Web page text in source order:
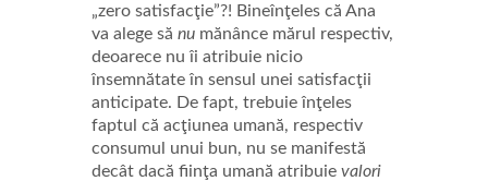
„zero satisfacţie”?! Bineînţeles că Ana
va alege să nu mănânce mărul respectiv,
deoarece nu îi atribuie nicio
însemnătate în sensul unei satisfacţii
anticipate. De fapt, trebuie înţeles
faptul că acţiunea umană, respectiv
consumul unui bun, nu se manifestă
decât dacă fiinţa umană atribuie valori